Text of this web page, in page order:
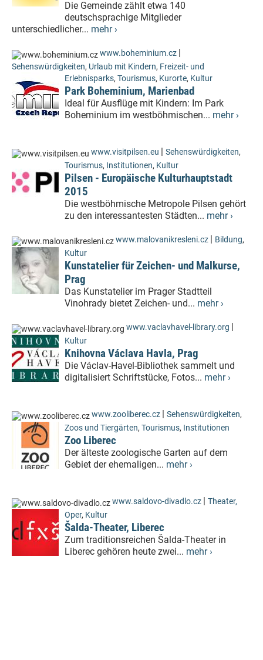
Die Gemeinde zählt etwa 140
deutschsprachige Mitglieder
unterschiedlicher... mehr ›
www.boheminium.cz |
Sehenswürdigkeiten, Urlaub mit Kindern, Freizeit- und
Erlebnisparks, Tourismus, Kurorte, Kultur
Park Boheminium, Marienbad
Ideal für Ausflüge mit Kindern: Im Park
Boheminium im westböhmischen... mehr ›
www.visitpilsen.eu | Sehenswürdigkeiten,
Tourismus, Institutionen, Kultur
Pilsen - Europäische Kulturhauptstadt
2015
Die westböhmische Metropole Pilsen gehört
zu den interessantesten Städten... mehr ›
www.malovanikresleni.cz | Bildung,
Kultur
Kunstatelier für Zeichen- und Malkurse,
Prag
Das Kunstatelier im Prager Stadtteil
Vinohrady bietet Zeichen- und... mehr ›
www.vaclavhavel-library.org |
Kultur
Knihovna Václava Havla, Prag
Die Václav-Havel-Bibliothek sammelt und
digitalisiert Schriftstücke, Fotos... mehr ›
www.zooliberec.cz | Sehenswürdigkeiten,
Zoos und Tiergärten, Tourismus, Institutionen
Zoo Liberec
Der älteste zoologische Garten auf dem
Gebiet der ehemaligen... mehr ›
www.saldovo-divadlo.cz | Theater,
Oper, Kultur
Šalda-Theater, Liberec
Zum traditionsreichen Šalda-Theater in
Liberec gehören heute zwei... mehr ›